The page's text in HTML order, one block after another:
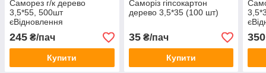
Саморез г/к дерево
3,5*55, 500шт
єВідновлення
245 ₴/пач
Купити
Саморіз гіпсокартон
дерево 3,5*35 (100 шт)
35₴/пач
Купити
350